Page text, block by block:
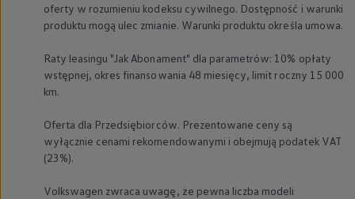
oferty w rozumieniu kodeksu cywilnego. Dostępność i warunki
produktu mogą ulec zmianie. Warunki produktu określa umowa.
Raty leasingu "Jak Abonament" dla parametrów: 10% opłaty
wstępnej, okres finansowania 48 miesięcy, limit roczny 15 000
km.
Oferta dla Przedsiębiorców. Prezentowane ceny są
wyłącznie cenami rekomendowanymi i obejmują podatek VAT
(23%).
Volkswagen zwraca uwagę, że pewna liczba modeli